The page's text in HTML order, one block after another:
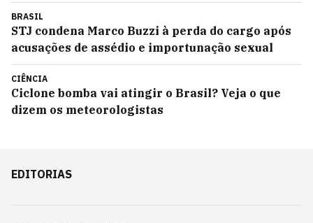
BRASIL
STJ condena Marco Buzzi à perda do cargo após
acusações de assédio e importunação sexual
CIÊNCIA
Ciclone bomba vai atingir o Brasil? Veja o que
dizem os meteorologistas
EDITORIAS